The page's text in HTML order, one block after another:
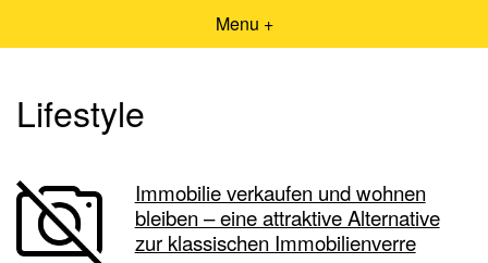
Menu +
Lifestyle
Immobilie verkaufen und wohnen
bleiben – eine attraktive Alternative
zur klassischen Immobilienverre